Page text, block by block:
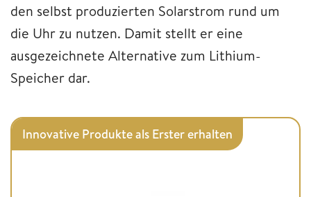
den selbst produzierten Solarstrom rund um
die Uhr zu nutzen. Damit stellt er eine
ausgezeichnete Alternative zum Lithium-
Speicher dar.
Innovative Produkte als Erster erhalten